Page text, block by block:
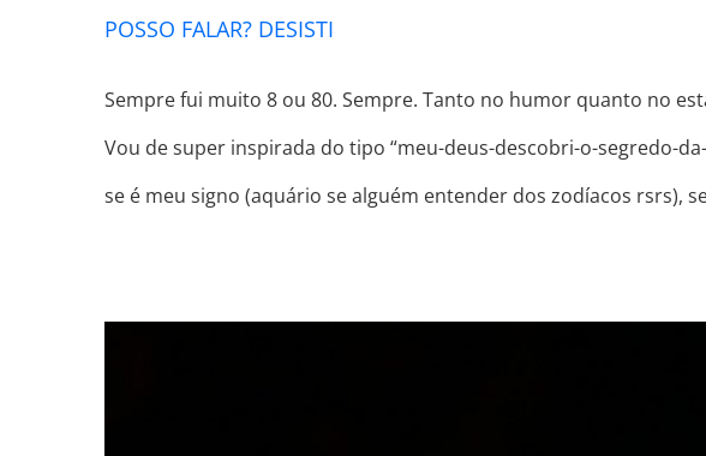
POSSO FALAR? DESISTI
Sempre fui muito 8 ou 80. Sempre. Tanto no humor quanto no
Vou de super inspirada do tipo “meu-deus-descobri-o-segredo-
se é meu signo (aquário se alguém entender dos zodíacos rsrs),